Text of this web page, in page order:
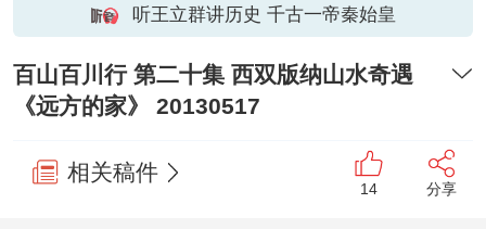
听王立群讲历史 千古一帝秦始皇
百山百川行 第二十集 西双版纳山水奇遇
《远方的家》 20130517
相关稿件
14 分享